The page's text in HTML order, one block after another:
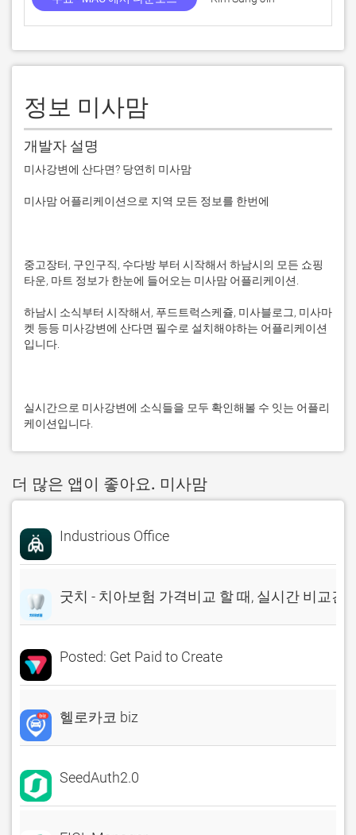
정보 미사맘
개발자 설명
미사강변에 산다면? 당연히 미사맘
미사맘 어플리케이션으로 지역 모든 정보를 한번에
중고장터, 구인구직, 수다방 부터 시작해서 하남시의 모든 쇼핑
타운, 마트 정보가 한눈에 들어오는 미사맘 어플리케이션.
하남시 소식부터 시작해서, 푸드트럭스케쥴, 미사블로그, 미사마
켓 등등 미사강변에 산다면 필수로 설치해야하는 어플리케이션
입니다.
실시간으로 미사강변에 소식들을 모두 확인해볼 수 잇는 어플리
케이션입니다.
더 많은 앱이 좋아요. 미사맘
Industrious Office
굿치 - 치아보험 가격비교 할 때, 실시간 비교견
Posted: Get Paid to Create
헬로카코 biz
SeedAuth2.0